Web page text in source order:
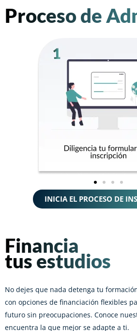
Proceso de
INICIA EL PROCESO DE
Financia
tus estudios
No dejes que nada detenga tu
con opciones de financiación flexibles
futuro sin preocupaciones. Conoce
encuentra la que mejor se adapte a ti.